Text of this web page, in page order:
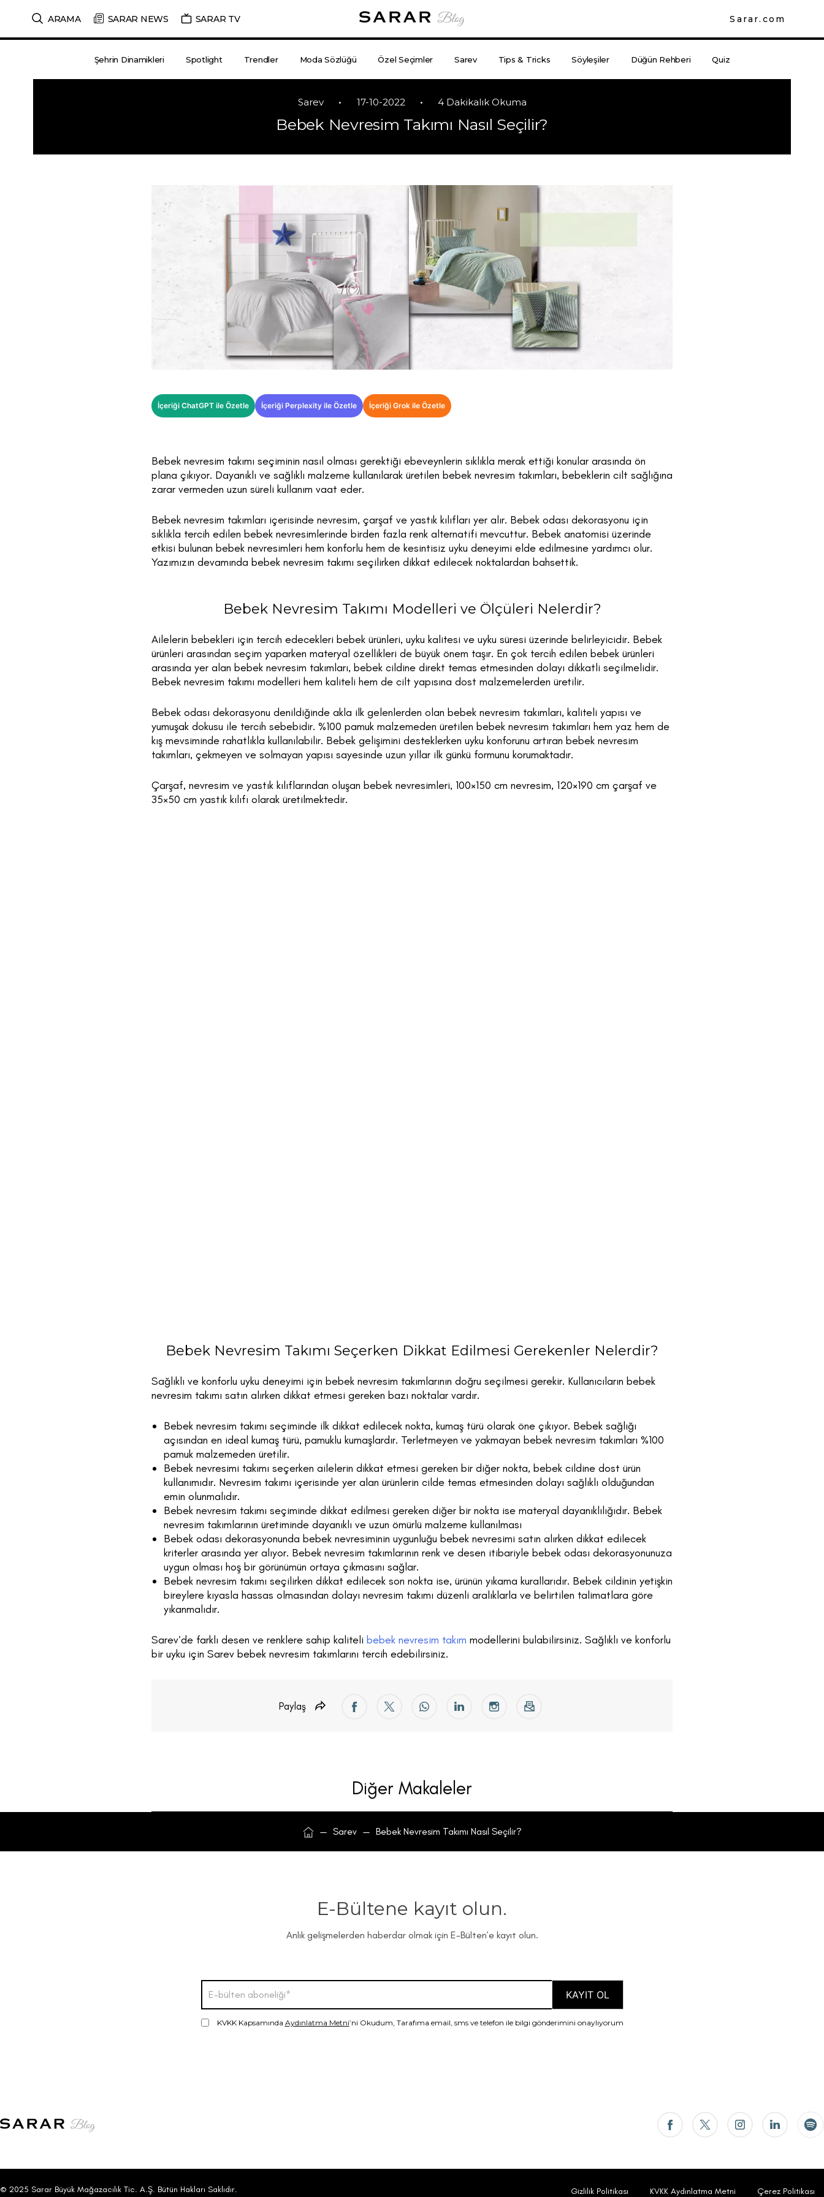
ARAMA SARAR NEWS SARAR TV Sarar.com
Şehrin Dinamikleri Spotlight Trendler Moda Sözlüğü Özel Seçimler Sarev Tips & Tricks Söyleşiler Düğün Rehberi Quiz
Sarev • 17-10-2022 • 4 Dakikalık Okuma
Bebek Nevresim Takımı Nasıl Seçilir?
İçeriği ChatGPT ile Özetle İçeriği Perplexity ile Özetle İçeriği Grok ile Özetle
Bebek nevresim takımı seçiminin nasıl olması gerektiği ebeveynlerin sıklıkla merak ettiği konular arasında ön
plana çıkıyor. Dayanıklı ve sağlıklı malzeme kullanılarak üretilen bebek nevresim takımları, bebeklerin cilt sağlığına
zarar vermeden uzun süreli kullanım vaat eder.
Bebek nevresim takımları içerisinde nevresim, çarşaf ve yastık kılıfları yer alır. Bebek odası dekorasyonu için
sıklıkla tercih edilen bebek nevresimlerinde birden fazla renk alternatifi mevcuttur. Bebek anatomisi üzerinde
etkisi bulunan bebek nevresimleri hem konforlu hem de kesintisiz uyku deneyimi elde edilmesine yardımcı olur.
Yazımızın devamında bebek nevresim takımı seçilirken dikkat edilecek noktalardan bahsettik.
Bebek Nevresim Takımı Modelleri ve Ölçüleri Nelerdir?
Ailelerin bebekleri için tercih edecekleri bebek ürünleri, uyku kalitesi ve uyku süresi üzerinde belirleyicidir. Bebek
ürünleri arasından seçim yaparken materyal özellikleri de büyük önem taşır. En çok tercih edilen bebek ürünleri
arasında yer alan bebek nevresim takımları, bebek cildine direkt temas etmesinden dolayı dikkatli seçilmelidir.
Bebek nevresim takımı modelleri hem kaliteli hem de cilt yapısına dost malzemelerden üretilir.
Bebek odası dekorasyonu denildiğinde akla ilk gelenlerden olan bebek nevresim takımları, kaliteli yapısı ve
yumuşak dokusu ile tercih sebebidir. %100 pamuk malzemeden üretilen bebek nevresim takımları hem yaz hem de
kış mevsiminde rahatlıkla kullanılabilir. Bebek gelişimini desteklerken uyku konforunu artıran bebek nevresim
takımları, çekmeyen ve solmayan yapısı sayesinde uzun yıllar ilk günkü formunu korumaktadır.
Çarşaf, nevresim ve yastık kılıflarından oluşan bebek nevresimleri, 100×150 cm nevresim, 120×190 cm çarşaf ve
35×50 cm yastık kılıfı olarak üretilmektedir.
Bebek Nevresim Takımı Seçerken Dikkat Edilmesi Gerekenler Nelerdir?
Sağlıklı ve konforlu uyku deneyimi için bebek nevresim takımlarının doğru seçilmesi gerekir. Kullanıcıların bebek
nevresim takımı satın alırken dikkat etmesi gereken bazı noktalar vardır.
Bebek nevresim takımı seçiminde ilk dikkat edilecek nokta, kumaş türü olarak öne çıkıyor. Bebek sağlığı
açısından en ideal kumaş türü, pamuklu kumaşlardır. Terletmeyen ve yakmayan bebek nevresim takımları %100
pamuk malzemeden üretilir.
Bebek nevresimi takımı seçerken ailelerin dikkat etmesi gereken bir diğer nokta, bebek cildine dost ürün
kullanımıdır. Nevresim takımı içerisinde yer alan ürünlerin cilde temas etmesinden dolayı sağlıklı olduğundan
emin olunmalıdır.
Bebek nevresim takımı seçiminde dikkat edilmesi gereken diğer bir nokta ise materyal dayanıklılığıdır. Bebek
nevresim takımlarının üretiminde dayanıklı ve uzun ömürlü malzeme kullanılması
Bebek odası dekorasyonunda bebek nevresiminin uygunluğu bebek nevresimi satın alırken dikkat edilecek
kriterler arasında yer alıyor. Bebek nevresim takımlarının renk ve desen itibariyle bebek odası dekorasyonunuza
uygun olması hoş bir görünümün ortaya çıkmasını sağlar.
Bebek nevresim takımı seçilirken dikkat edilecek son nokta ise, ürünün yıkama kurallarıdır. Bebek cildinin yetişkin
bireylere kıyasla hassas olmasından dolayı nevresim takımı düzenli aralıklarla ve belirtilen talimatlara göre
yıkanmalıdır.
Sarev’de farklı desen ve renklere sahip kaliteli bebek nevresim takım modellerini bulabilirsiniz. Sağlıklı ve konforlu
bir uyku için Sarev bebek nevresim takımlarını tercih edebilirsiniz.
Paylaş
Diğer Makaleler
— Sarev — Bebek Nevresim Takımı Nasıl Seçilir?
E-Bültene kayıt olun.
Anlık gelişmelerden haberdar olmak için E-Bülten’e kayıt olun.
KVKK Kapsamında Aydınlatma Metni’ni Okudum, Tarafıma email, sms ve telefon ile bilgi gönderimini onaylıyorum
© 2025 Sarar Büyük Mağazacılık Tic. A.Ş. Bütün Hakları Saklıdır. Gizlilik Politikası KVKK Aydınlatma Metni Çerez Politikası